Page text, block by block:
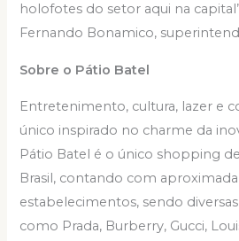
holofotes do setor aqui na
Fernando Bonamico,
Sobre o Pátio Batel
Entretenimento, cultura, lazer e
único inspirado no charme da
Pátio Batel é o único shopping
Brasil, contando com
estabelecimentos, sendo diversas
como Prada, Burberry, Gucci,